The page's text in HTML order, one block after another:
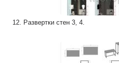
12. Развертки стен 3, 4.